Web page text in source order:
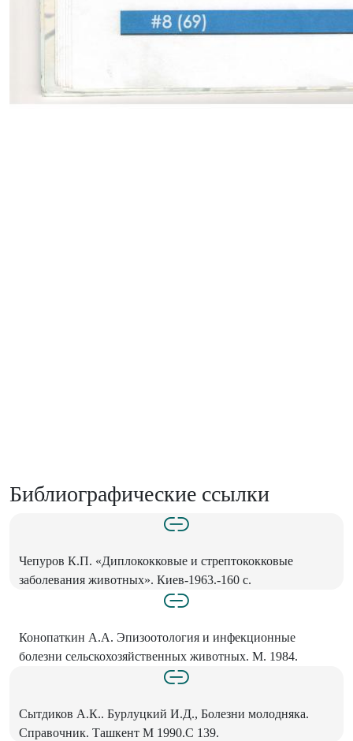
Библиографические ссылки
Чепуров К.П. «Диплококковые и стрептококковые
заболевания животных». Киев-1963.-160 с.
Конопаткин А.А. Эпизоотология и инфекционные
болезни сельскохозяйственных животных. М. 1984.
Сытдиков А.К.. Бурлуцкий И.Д., Болезни молодняка.
Справочник. Ташкент М 1990.С 139.